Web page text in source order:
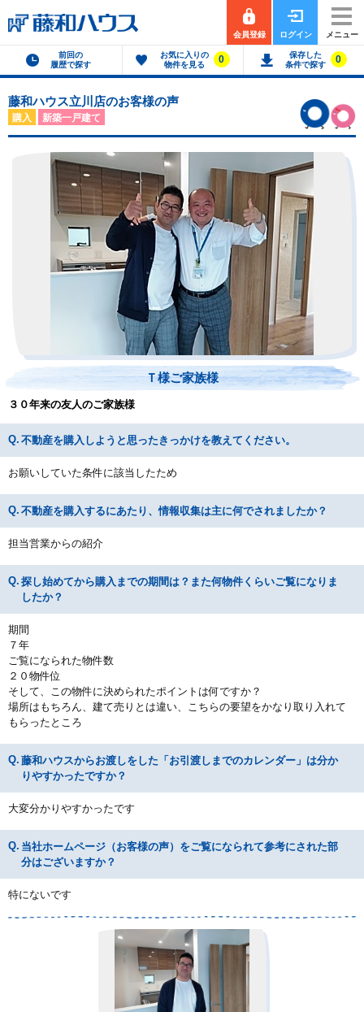
会員登録 ログイン メニュー
前回の
履歴で探す
お気に入りの
物件を見る
0
保存した
条件で探す
0
藤和ハウス立川店のお客様の声
購入 新築一戸建て
Ｔ様ご家族様
３０年来の友人のご家族様
不動産を購入しようと思ったきっかけを教えてください。
お願いしていた条件に該当したため
不動産を購入するにあたり、情報収集は主に何でされましたか？
担当営業からの紹介
探し始めてから購入までの期間は？また何物件くらいご覧になりま
したか？
期間
７年
ご覧になられた物件数
２０物件位
そして、この物件に決められたポイントは何ですか？
場所はもちろん、建て売りとは違い、こちらの要望をかなり取り入れて
もらったところ
藤和ハウスからお渡しをした「お引渡しまでのカレンダー」は分か
りやすかったですか？
大変分かりやすかったです
当社ホームページ（お客様の声）をご覧になられて参考にされた部
分はございますか？
特にないです